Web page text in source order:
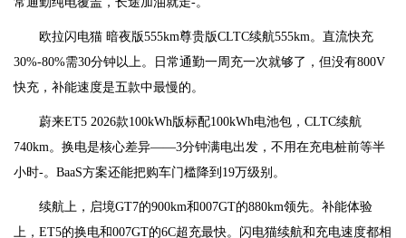
欧拉闪电猫 暗夜版555km尊贵版CLTC续航555km。直流快充
30%-80%需30分钟以上。日常通勤一周充一次就够了，但没有800V
快充，补能速度是五款中最慢的。
蔚来ET5 2026款100kWh版标配100kWh电池包，CLTC续航
740km。换电是核心差异——3分钟满电出发，不用在充电桩前等半
小时-。BaaS方案还能把购车门槛降到19万级别。
续航上，启境GT7的900km和007GT的880km领先。补能体验
上，ET5的换电和007GT的6C超充最快。闪电猫续航和充电速度都相